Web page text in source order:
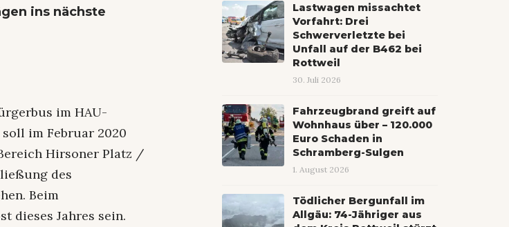
ins nächste
im HAU-
im Februar 2020
Hirsoner Platz /
des
Beim
dieses Jahres sein.
Lastwagen missachtet
Vorfahrt: Drei
Schwerverletzte bei
Unfall auf der B462 bei
Rottweil
30. Juli 2026
Fahrzeugbrand greift auf
Wohnhaus über – 120.000
Euro Schaden in
Schramberg-Sulgen
1. August 2026
Tödlicher Bergunfall im
Allgäu: 74-Jähriger aus